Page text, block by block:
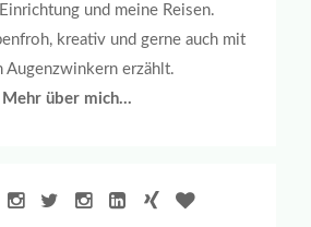
und meine Reisen.
kreativ und gerne auch mit
Augenzwinkern erzählt.
Mehr über mich...